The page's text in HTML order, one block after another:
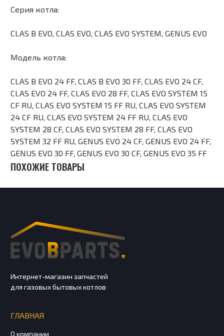
Серия котла:
CLAS B EVO, CLAS EVO, CLAS EVO SYSTEM, GENUS EVO
Модель котла:
CLAS B EVO 24 FF, CLAS B EVO 30 FF, CLAS EVO 24 CF,
CLAS EVO 24 FF, CLAS EVO 28 FF, CLAS EVO SYSTEM 15
CF RU, CLAS EVO SYSTEM 15 FF RU, CLAS EVO SYSTEM
24 CF RU, CLAS EVO SYSTEM 24 FF RU, CLAS EVO
SYSTEM 28 CF, CLAS EVO SYSTEM 28 FF, CLAS EVO
SYSTEM 32 FF RU, GENUS EVO 24 CF, GENUS EVO 24 FF,
GENUS EVO 30 FF, GENUS EVO 30 СF, GENUS EVO 35 FF
ПОХОЖИЕ ТОВАРЫ
Интернет-магазин запчастей
для газовых бытовых котлов
ГЛАВНАЯ
О компании